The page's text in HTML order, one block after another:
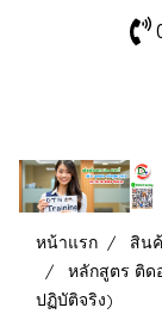
หน้าแรก สิน
หลักสูตร ติด
ปฏิบัติจริง)